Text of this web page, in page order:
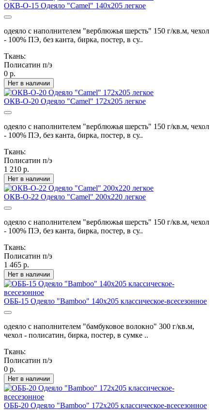
ОКВ-О-15 Одеяло "Camel" 140х205 легкое
одеяло с наполнителем "верблюжья шерсть" 150 г/кв.м, чехол
- 100% ПЭ, без канта, бирка, постер, в су..
Ткань:
Полисатин п/э
0 р.
Нет в наличии
ОКВ-О-20 Одеяло "Camel" 172х205 легкое
одеяло с наполнителем "верблюжья шерсть" 150 г/кв.м, чехол
- 100% ПЭ, без канта, бирка, постер, в су..
Ткань:
Полисатин п/э
1 210 р.
Нет в наличии
ОКВ-О-22 Одеяло "Camel" 200х220 легкое
одеяло с наполнителем "верблюжья шерсть" 150 г/кв.м, чехол
- 100% ПЭ, без канта, бирка, постер, в су..
Ткань:
Полисатин п/э
1 465 р.
Нет в наличии
ОББ-15 Одеяло "Bamboo" 140х205 классическое-всесезонное
одеяло с наполнителем "бамбуковое волокно" 300 г/кв.м,
чехол - полисатин, бирка, постер, в сумке ..
Ткань:
Полисатин п/э
0 р.
Нет в наличии
ОББ-20 Одеяло "Bamboo" 172х205 классическое-всесезонное